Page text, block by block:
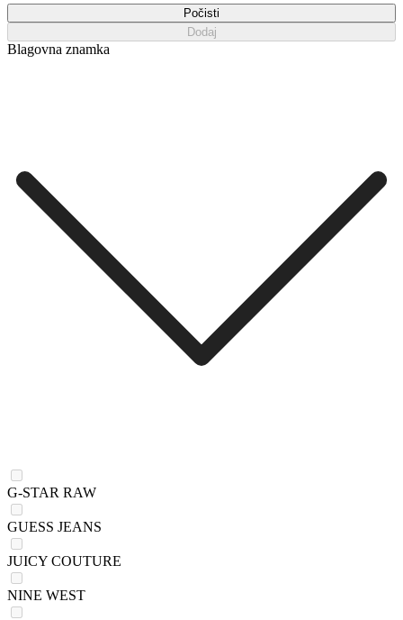
Počisti
Dodaj
Blagovna znamka
G-STAR RAW
GUESS JEANS
JUICY COUTURE
NINE WEST